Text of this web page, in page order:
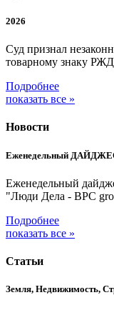
2026
Суд признал
товарному знаку РЖД
Подробнее
показать все »
Новости
Еженедельный
Еженедельный
"Люди Дела - BPC
Подробнее
показать все »
Статьи
Земля, Недвижимость,